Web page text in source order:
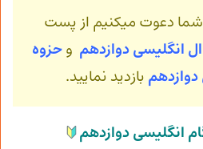
دعوت میکنیم از پست
انگلیسی دوازدهم وحزوه
دوازدهم بازدید نمایید.
انگلیسی دوازدهم